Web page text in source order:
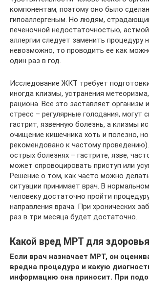
компонентам, поэтому оно было
гипоаллергеным. Но людям,
печеночной недостаточностью,
аллергии следует заменить процедуру
невозможно, то проводить ее как
один раз в год.
Исследование ЖКТ требует
иногда клизмы, устранения
рациона. Все это заставляет организм
стресс – регулярные голодания, могут
гастрит, язвенную болезнь, а клизмы
очищение кишечника хоть и полезно,
рекомендовано к частому
острых болезнях – гастрите, язве,
может спровоцировать приступ или
Решение о том, как часто можно
ситуации принимает врач. В
человеку достаточно пройти
направления врача. При хронических
раз в три месяца будет достаточно.
Какой вред МРТ для здоровья
Если врач назначает МРТ, он
вредна процедура и какую
информацию она приносит. При